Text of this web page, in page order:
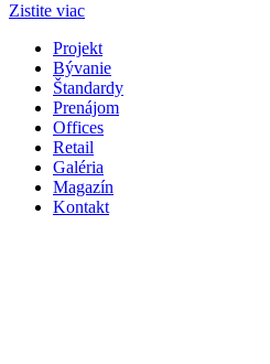
Zistite viac
Projekt
Bývanie
Štandardy
Prenájom
Offices
Retail
Galéria
Magazín
Kontakt